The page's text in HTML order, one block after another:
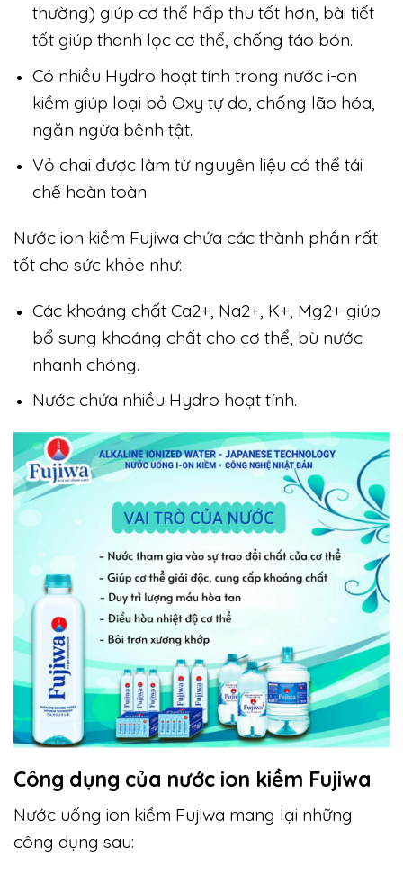
thường) giúp cơ thể hấp thu tốt hơn, bài tiết
tốt giúp thanh lọc cơ thể, chống táo bón.
Có nhiều Hydro hoạt tính trong nước i-on
kiềm giúp loại bỏ Oxy tự do, chống lão hóa,
ngăn ngừa bệnh tật.
Vỏ chai được làm từ nguyên liệu có thể tái
chế hoàn toàn
Nước ion kiềm Fujiwa chứa các thành phần rất
tốt cho sức khỏe như:
Các khoáng chất Ca2+, Na2+, K+, Mg2+ giúp
bổ sung khoáng chất cho cơ thể, bù nước
nhanh chóng.
Nước chứa nhiều Hydro hoạt tính.
Công dụng của nước ion kiềm Fujiwa
Nước uống ion kiềm Fujiwa mang lại những
công dụng sau: